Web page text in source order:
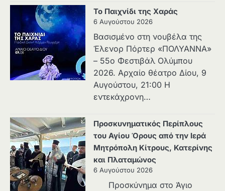
Το Παιχνίδι της Χαράς
6 Αυγούστου 2026
Βασισμένο στη νουβέλα της
Έλενορ Πόρτερ «ΠΟΛΥΑΝΝΑ»
– 55ο Φεστιβάλ Ολύμπου
2026. Αρχαίο θέατρο Δίου, 9
Αυγούστου, 21:00 Η
εντεκάχρονη…
Προσκυνηματικός Περίπλους
του Αγίου Όρους από την Ιερά
Μητρόπολη Κίτρους, Κατερίνης
και Πλαταμώνος
6 Αυγούστου 2026
Προσκύνημα στο Άγιο